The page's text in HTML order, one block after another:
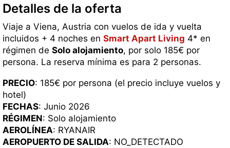
Detalles de la oferta
Viaje a Viena, Austria con vuelos de ida y vuelta
incluidos + 4 noches en Smart Apart Living 4* en
régimen de Solo alojamiento, por solo 185€ por
persona. La reserva mínima es para 2 personas.
PRECIO: 185€ por persona (el precio incluye vuelos y
hotel)
FECHAS: Junio 2026
RÉGIMEN: Solo alojamiento
AEROLÍNEA: RYANAIR
AEROPUERTO DE SALIDA: NO_DETECTADO